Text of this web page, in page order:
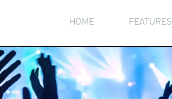
HOME FEATURES